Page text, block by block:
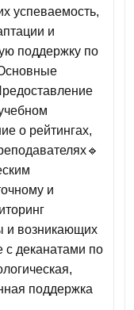
успеваемость,
и
поддержку по
о рейтингах,
и
и возникающих
с деканатами по
поддержка